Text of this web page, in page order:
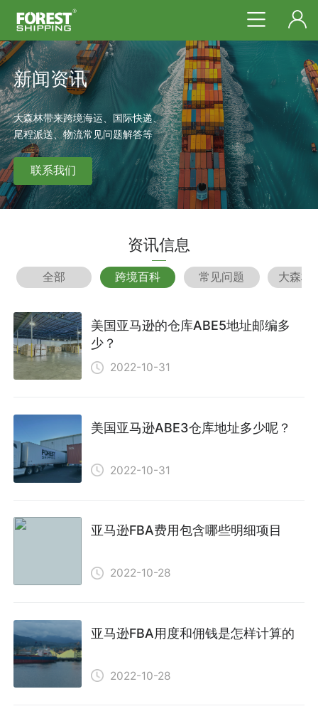
新闻资讯
大森林带来跨境海运、国际快递、
尾程派送、物流常见问题解答等
联系我们
资讯信息
全部 跨境百科 常见问题 大森林
美国亚马逊的仓库ABE5地址邮编多
少？
2022-10-31
美国亚马逊ABE3仓库地址多少呢？
2022-10-31
亚马逊FBA费用包含哪些明细项目
2022-10-28
亚马逊FBA用度和佣钱是怎样计算的
2022-10-28